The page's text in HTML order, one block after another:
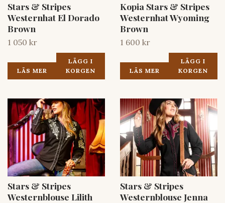
Stars & Stripes
Westernhat El Dorado
Brown
1 050 kr
LÄS MER
LÄGG I
KORGEN
Kopia Stars & Stripes
Westernhat Wyoming
Brown
1 600 kr
LÄS MER
LÄGG I
KORGEN
Stars & Stripes
Westernblouse Lilith
Stars & Stripes
Westernblouse Jenna